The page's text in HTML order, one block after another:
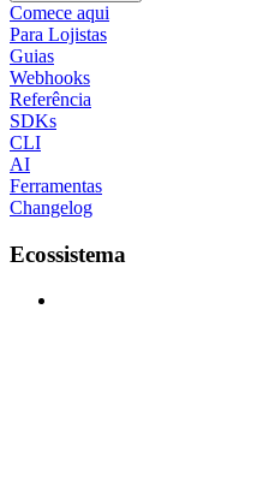
Comece aqui
Para Lojistas
Guias
Webhooks
Referência
SDKs
CLI
AI
Ferramentas
Changelog
Ecossistema